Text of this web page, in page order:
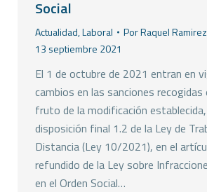
Social
Actualidad,Laboral PorRaquel Ramirez
13 septiembre 2021
El 1 de octubre de 2021 entran en
cambios en las sanciones recogidas
fruto de la modificación
disposición final 1.2 de la Ley de
Distancia (Ley 10/2021), en el
refundido de la Ley sobre
en el Orden Social…